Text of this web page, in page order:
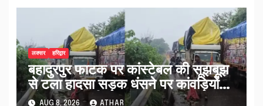
लक्सर हरिद्वार
बहादुरपुर फाटक पर कांस्टेबल की सूझबूझ
से टला हादसा सड़क धंसने पर कांवड़ियों
को किया अलर्ट…
AUG 8, 2026 ATHAR